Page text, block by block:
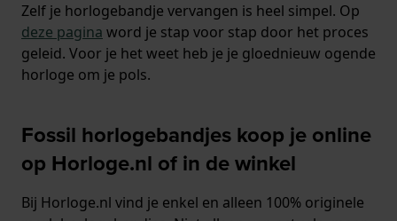
Zelf je horlogebandje vervangen is heel simpel. Op
deze pagina word je stap voor stap door het proces
geleid. Voor je het weet heb je je gloednieuw ogende
horloge om je pols.
Fossil horlogebandjes koop je online
op Horloge.nl of in de winkel
Bij Horloge.nl vind je enkel en alleen 100% originele